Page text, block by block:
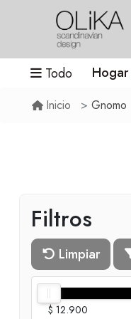
Todo Hogar
Inicio Gnomo
Filtros
Limpiar
$ 12.900